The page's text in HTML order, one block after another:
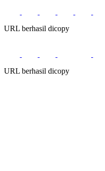
URL berhasil dicopy
URL berhasil dicopy